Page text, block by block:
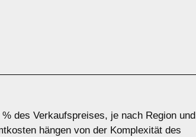
des Verkaufspreises, je nach Region und
hängen von der Komplexität des